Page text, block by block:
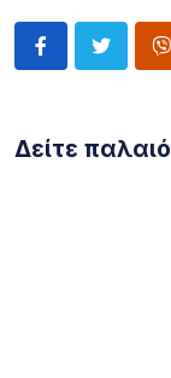
Δείτε